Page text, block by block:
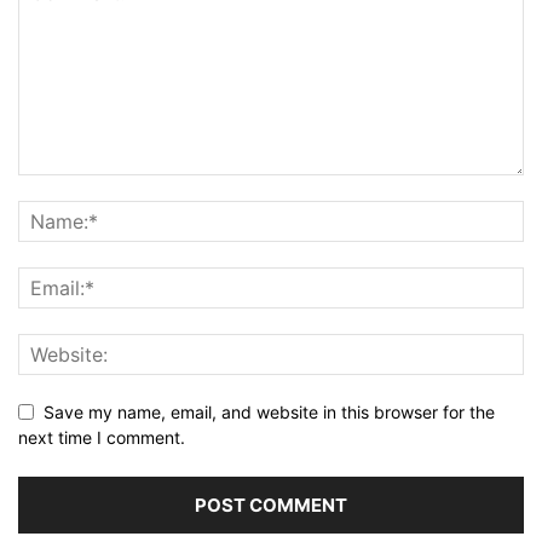
Save my name, email, and website in this browser for the
next time I comment.